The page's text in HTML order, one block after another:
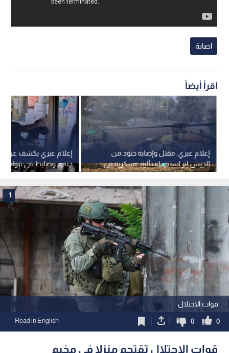
اصابة
اقرأ أيضاً
أكتوبر
إعلام عبري: مقتل وإصابة جنود من
الجيش إثر استهداف آلية عسكرية في
غزة
قوات الاحتلال
1
0
0
Read in English
قوات الاحتلال تقتحم منزلا في مخيم